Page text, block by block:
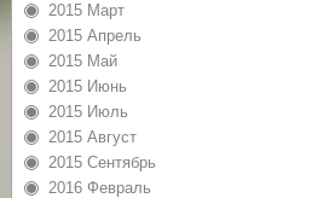
2015 Март
2015 Апрель
2015 Май
2015 Июнь
2015 Июль
2015 Август
2015 Сентябрь
2016 Февраль